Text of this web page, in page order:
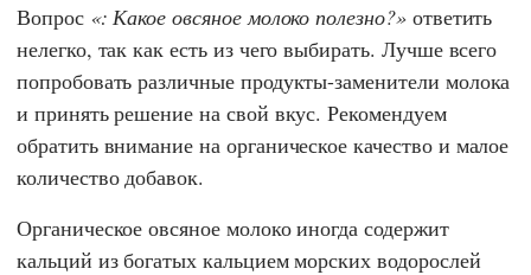
Вопрос : Какое овсяное молоко полезно? ответить
нелегко, так как есть из чего выбирать. Лучше всего
попробовать различные продукты-заменители молока
и принять решение на свой вкус. Рекомендуем
обратить внимание на органическое качество и малое
количество добавок.
Органическое овсяное молоко иногда содержит
кальций из богатых кальцием морских водорослей